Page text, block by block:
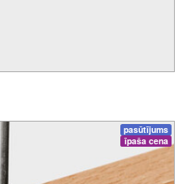
pasūtījums
īpaša cena